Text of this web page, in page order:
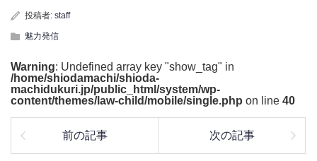
投稿者: staff
魅力発信
Warning: Undefined array key "show_tag" in
/home/shiodamachi/shioda-
machidukuri.jp/public_html/system/wp-
content/themes/law-child/mobile/single.php on line 40
前の記事 次の記事